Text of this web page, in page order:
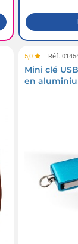
5,0 Réf.
Mini clé
en